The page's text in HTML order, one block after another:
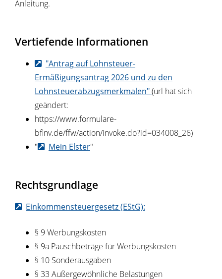
Anleitung.
Vertiefende Informationen
"Antrag auf Lohnsteuer-
Ermäßigungsantrag 2026 und zu den
Lohnsteuerabzugsmerkmalen"(url hat sich
geändert:
https://www.formulare-
bfinv.de/ffw/action/invoke.do?id=034008_26)
"
Mein Elster"
Rechtsgrundlage
Einkommensteuergesetz (EStG):
§ 9 Werbungskosten
§ 9a Pauschbeträge für Werbungskosten
§ 10 Sonderausgaben
§ 33 Außergewöhnliche Belastungen